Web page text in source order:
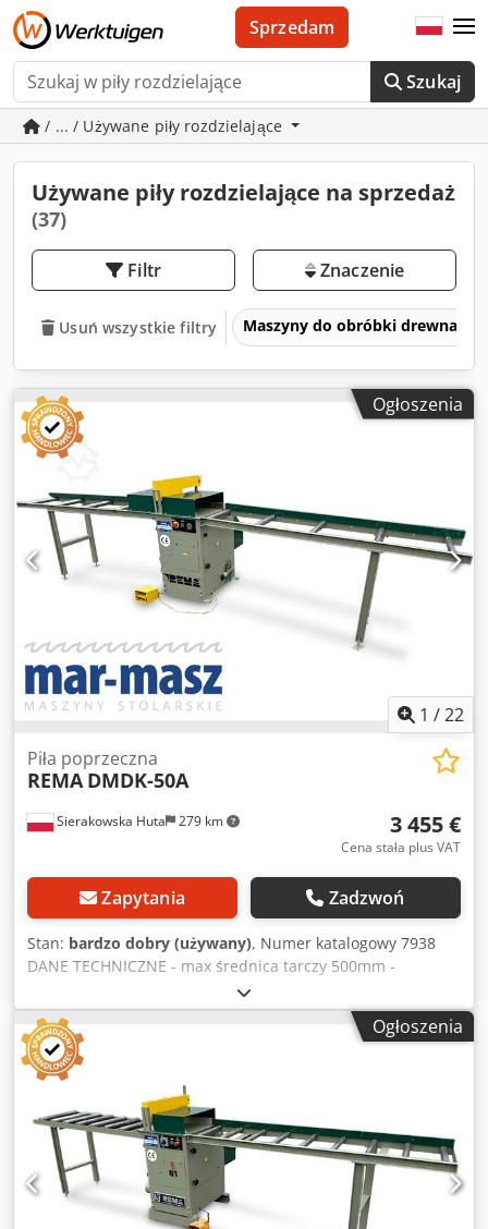
Szukaj
Sprzedam
/ ... / Używane piły rozdzielające
Używane piły rozdzielające na sprzedaż
(37)
Filtr Znaczenie
Usuń wszystkie filtry Maszyny do obróbki drewna
Ogłoszenia
1 /22
Sierakowska Huta 279 km
Piła poprzeczna
REMA DMDK-50A
3 455 €
Cena stała plus VAT
Zapytania Zadzwoń
Stan: bardzo dobry (używany), Numer katalogowy 7938
DANE TECHNICZNE - max średnica tarczy 500mm -
średnica wrzeciona 30mm - z góry docisk pneumatyczny -
osłona na tarcze - pneumatyczny wysuw tarczy - max
wysokość cięcia 150mm - max szerokość cięcia 350mm -
silnik główny 7,5kW - średnica króćców odciągu 120mm -
wymiary blatu dł/szer 740x500mm - wysokość blatu od
podstawy 900mm - stoły rolkowe: 2szt - stół rolkowy
wprowadzający z prowadnicą 2050mm - stół rolkowy
wyprowadzający 1650mm Dsdpfx Aszrxgdocmewa -
wysokość stołu rolkowego 900mm - szerokość stołu
rolkowego 510mm - wymiary całkowite maszyny bez stołu
dł/szer/wys 1200x640x1280mm - waga około 500kg ATUTY –
Ogłoszenia